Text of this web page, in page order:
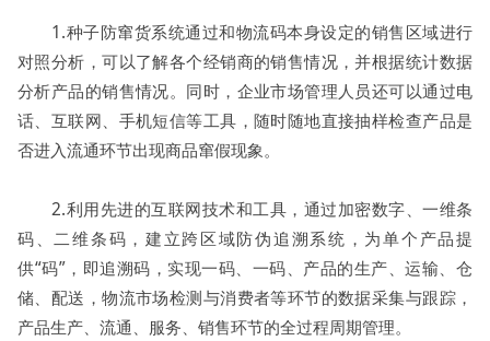
1.种子防窜货系统通过和物流码本身设定的销售区域进行
对照分析，可以了解各个经销商的销售情况，并根据统计数据
分析产品的销售情况。同时，企业市场管理人员还可以通过电
话、互联网、手机短信等工具，随时随地直接抽样检查产品是
否进入流通环节出现商品窜假现象。
2.利用先进的互联网技术和工具，通过加密数字、一维条
码、二维条码，建立跨区域防伪追溯系统，为单个产品提
供“码”，即追溯码，实现一码、一码、产品的生产、运输、仓
储、配送，物流市场检测与消费者等环节的数据采集与跟踪，
产品生产、流通、服务、销售环节的全过程周期管理。